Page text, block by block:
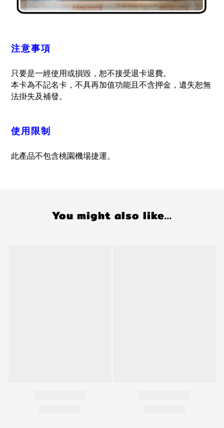
注意事項
只要是一經使用或損毀，恕不接受退卡退費。
本卡為不記名卡，不具再加值功能且不含押金，遺失恕無
法掛失及補發。
使用限制
此產品不包含桃園機場捷運。
You might also like...